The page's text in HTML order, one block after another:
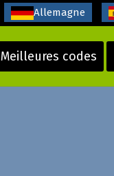
Meilleures codes
Allemagne